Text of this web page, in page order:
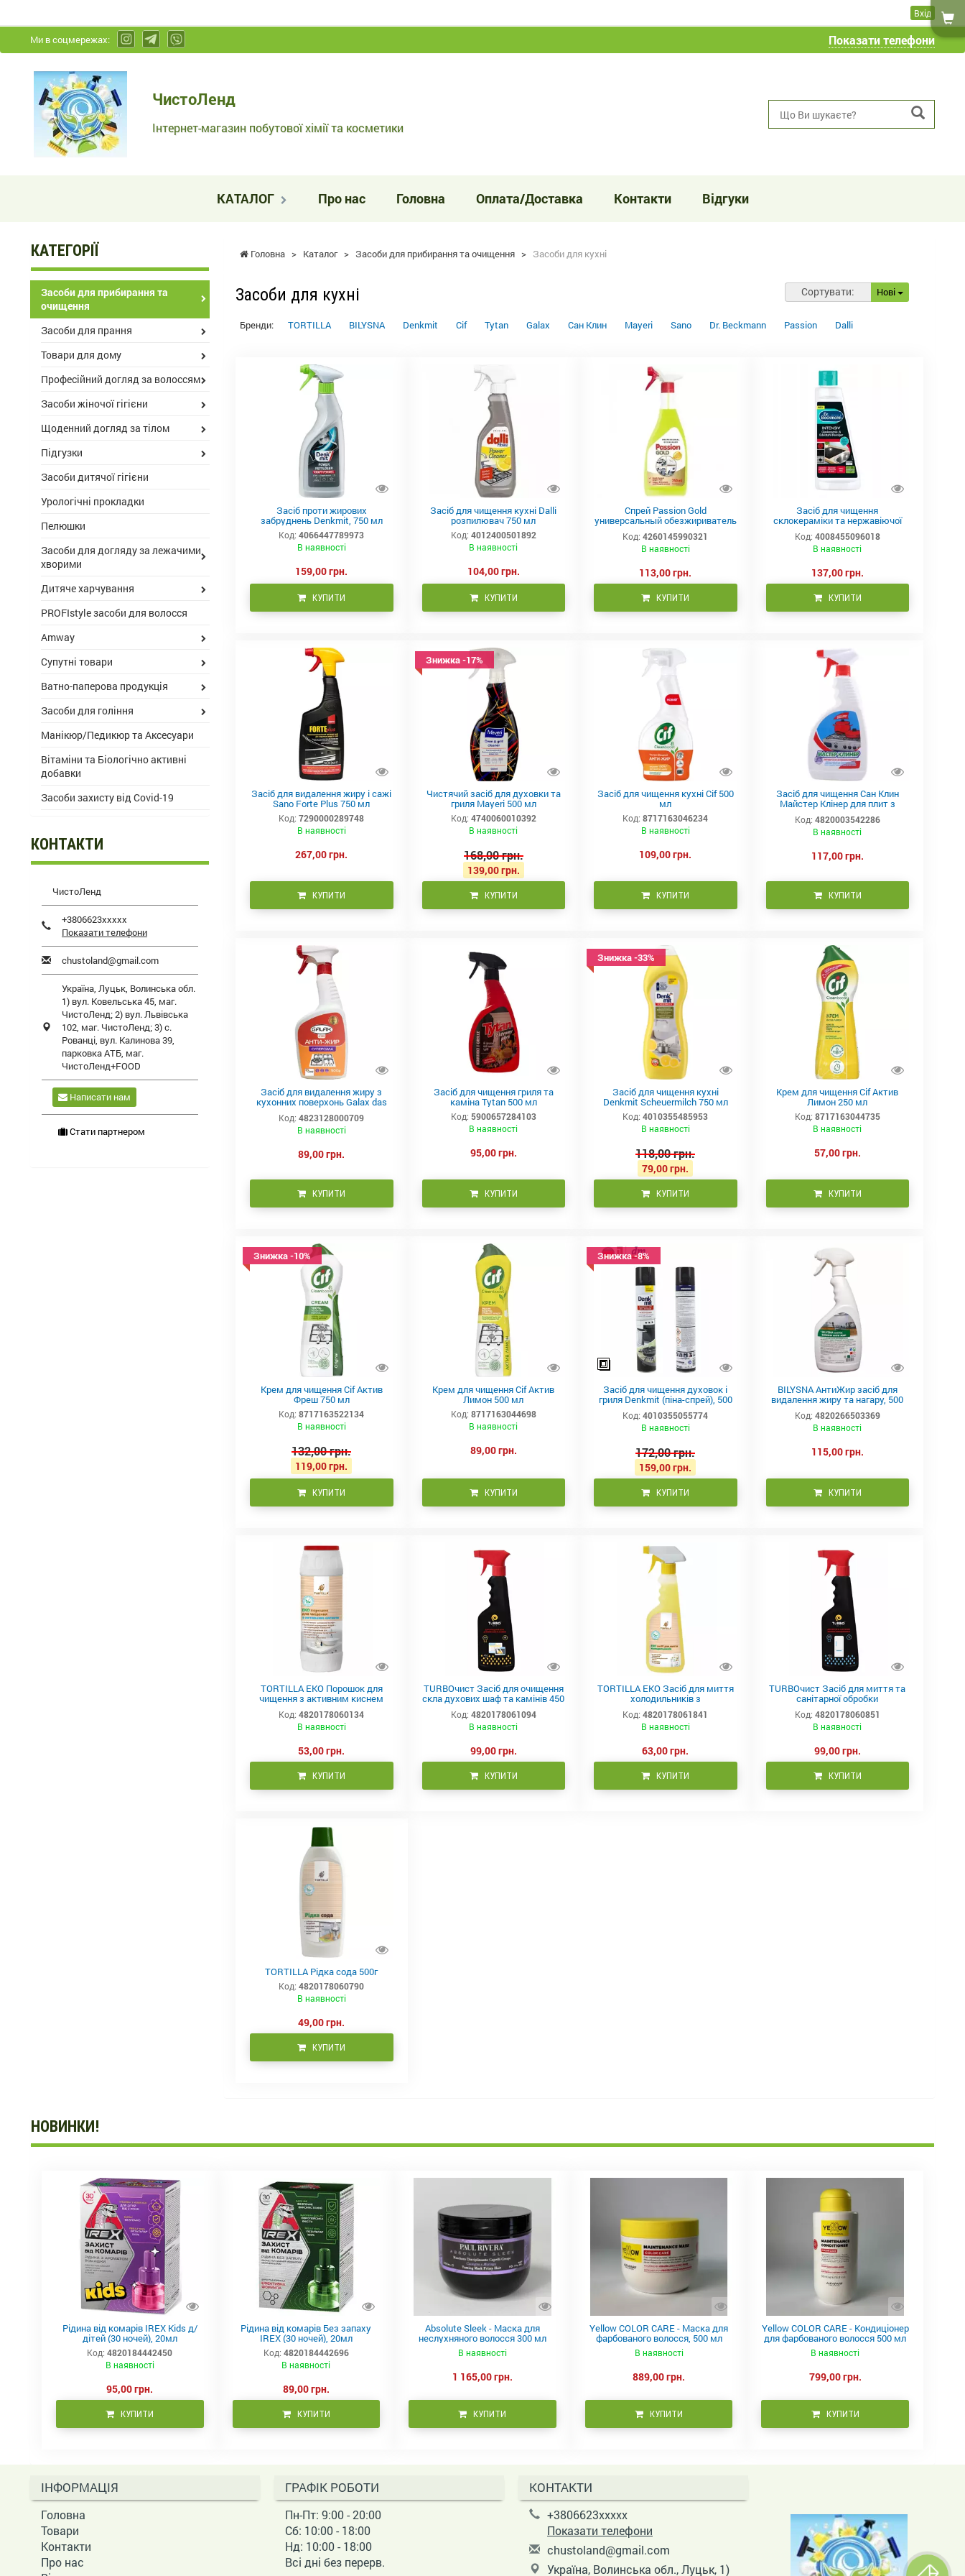
Вхід
Ми в соцмережах: Показати телефони
ЧистоЛенд
-
Інтернет-
магазин
косметики
ЧистоЛенд
Інтернет-магазин побутової хімії та косметики
КАТАЛОГ Про нас Головна Оплата/Доставка Контакти Відгуки
Головна > Каталог > Засоби для прибирання та очищення > Засоби для кухні
Засоби для кухні Сортувати: Нові
Бренди: TORTILLA BILYSNA Denkmit Cif Tytan Galax Сан Клин Mayeri Sano Dr. Beckmann Passion Dalli
Засіб проти жирових
забруднень Denkmіt, 750 мл
Код: 4066447789973
В наявності
159,00 грн.
КУПИТИ
Засіб для чищення кухні Dalli
розпилювач 750 мл
Код: 4012400501892
В наявності
104,00 грн.
КУПИТИ
Спрей Passion Gold
универсальный обезжириватель
750 мл
Код: 4260145990321
В наявності
113,00 грн.
КУПИТИ
Засіб для чищення
склокераміки та нержавіючої
сталі Dr.Beckmann Intensiv 250
мл
Код: 4008455096018
В наявності
137,00 грн.
КУПИТИ
Засіб для видалення жиру і сажі
Sano Forte Plus 750 мл
Код: 7290000289748
В наявності
267,00 грн.
КУПИТИ
Знижка -17%
Чистячий засіб для духовки та
гриля Mayeri 500 мл
Код: 4740060010392
В наявності
168,00 грн.
139,00 грн.
КУПИТИ
Засіб для чищення кухні Cif 500
мл
Код: 8717163046234
В наявності
109,00 грн.
КУПИТИ
Засіб для чищення Сан Клин
Майстер Клінер для плит з
розпилювачем 750 мл
Код: 4820003542286
В наявності
117,00 грн.
КУПИТИ
Засіб для видалення жиру з
кухонних поверхонь Galax das
PowerClean 500 г
Код: 4823128000709
В наявності
89,00 грн.
КУПИТИ
Засіб для чищення гриля та
каміна Tytan 500 мл
Код: 5900657284103
В наявності
95,00 грн.
КУПИТИ
Знижка -33%
Засіб для чищення кухні
Denkmit Scheuermilch 750 мл
Код: 4010355485953
В наявності
118,00 грн.
79,00 грн.
КУПИТИ
Крем для чищення Cif Актив
Лимон 250 мл
Код: 8717163044735
В наявності
57,00 грн.
КУПИТИ
Знижка -10%
Крем для чищення Cif Актив
Фреш 750 мл
Код: 8717163522134
В наявності
132,00 грн.
119,00 грн.
КУПИТИ
Крем для чищення Cif Актив
Лимон 500 мл
Код: 8717163044698
В наявності
89,00 грн.
КУПИТИ
Знижка -8%
Засіб для чищення духовок і
гриля Denkmit (піна-спрей), 500
мл
Код: 4010355055774
В наявності
172,00 грн.
159,00 грн.
КУПИТИ
BILYSNA АнтиЖир засіб для
видалення жиру та нагару, 500
мл
Код: 4820266503369
В наявності
115,00 грн.
КУПИТИ
TORTILLA ЕКО Порошок для
чищення з активним киснем
(антибактеріальний) 500г
Код: 4820178060134
В наявності
53,00 грн.
КУПИТИ
TURBOчист Засіб для очищення
скла духових шаф та камінів 450
мл.
Код: 4820178061094
В наявності
99,00 грн.
КУПИТИ
TORTILLA EKO Засіб для миття
холодильників з
анибактеріальною дією 450мл.
Код: 4820178061841
В наявності
63,00 грн.
КУПИТИ
TURBOчист Засіб для миття та
санітарної обробки
холодильників з поліфіксом 450
мл.
Код: 4820178060851
В наявності
99,00 грн.
КУПИТИ
TORTILLA Рідка сода 500г
Код: 4820178060790
В наявності
49,00 грн.
КУПИТИ
КАТЕГОРІЇ
Засоби для прибирання та
очищення
Засоби для прання
Товари для дому
Професійний догляд за волоссям
Засоби жіночої гігієни
Щоденний догляд за тілом
Підгузки
Засоби дитячої гігієни
Урологічні прокладки
Пелюшки
Засоби для догляду за лежачими
хворими
Дитяче харчування
PROFIstyle засоби для волосся
Amway
Супутні товари
Ватно-паперова продукція
Засоби для гоління
Манікюр/Педикюр та Аксесуари
Вітаміни та Біологічно активні
добавки
Засоби захисту від Covid-19
КОНТАКТИ
ЧистоЛенд
+3806623xxxxx
Показати телефони
chustoland@gmail.com
Україна, Луцьк, Волинська обл.
1) вул. Ковельська 45, маг.
ЧистоЛенд; 2) вул. Львівська
102, маг. ЧистоЛенд; 3) с.
Рованці, вул. Калинова 39,
парковка АТБ, маг.
ЧистоЛенд+FOOD
Написати нам
Стати партнером
НОВИНКИ!
Рідина від комарів IREX Kids д/
дітей (30 ночей), 20мл
Код: 4820184442450
В наявності
95,00 грн.
КУПИТИ
Рідина від комарів Без запаху
IREX (30 ночей), 20мл
Код: 4820184442696
В наявності
89,00 грн.
КУПИТИ
Absolute Sleek - Маска для
неслухняного волосся 300 мл
В наявності
1 165,00 грн.
КУПИТИ
Yellow COLOR CARE - Маска для
фарбованого волосся, 500 мл
В наявності
889,00 грн.
КУПИТИ
Yellow COLOR CARE - Кондиціонер
для фарбованого волосся 500 мл
В наявності
799,00 грн.
КУПИТИ
ІНФОРМАЦІЯ
Головна
Товари
Контакти
Про нас
ГРАФІК РОБОТИ
Пн-Пт: 9:00 - 20:00
Сб: 10:00 - 18:00
Нд: 10:00 - 18:00
Всі дні без перерв.
КОНТАКТИ
+3806623xxxxx
Показати телефони
chustoland@gmail.com
Україна, Волинська обл., Луцьк, 1)